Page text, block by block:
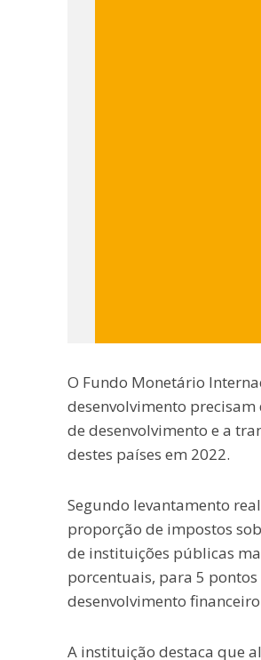
O Fundo Monetário
desenvolvimento
de desenvolvimento e a
destes países em 2022.
Segundo levantamento
proporção de impostos
de instituições públicas
porcentuais, para 5
desenvolvimento
A instituição destaca que